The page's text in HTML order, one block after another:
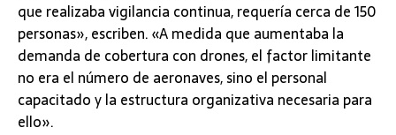
que realizaba vigilancia continua, requería cerca de 150
personas», escriben. «A medida que aumentaba la
demanda de cobertura con drones, el factor limitante
no era el número de aeronaves, sino el personal
capacitado y la estructura organizativa necesaria para
ello».